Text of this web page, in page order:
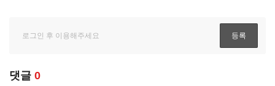
댓글 0